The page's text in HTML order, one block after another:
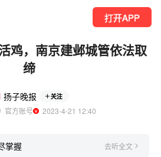
打开APP
鸡，南京建邺城管依法取
缔
扬子晚报 关注
官方账号
  2023-4-21 12:40
掌握 去听全文